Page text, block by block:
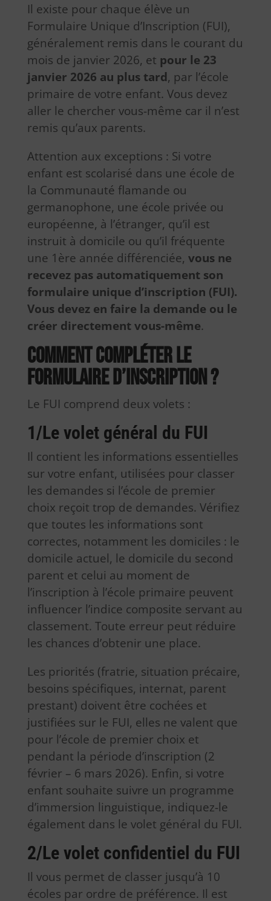
Il existe pour chaque élève un
Formulaire Unique d’Inscription (FUI),
généralement remis dans le courant du
mois de janvier 2026, et pour le 23
janvier 2026 au plus tard, par l’école
primaire de votre enfant. Vous devez
aller le chercher vous-même car il n’est
remis qu’aux parents.
Attention aux exceptions : Si votre
enfant est scolarisé dans une école de
la Communauté flamande ou
germanophone, une école privée ou
européenne, à l’étranger, qu’il est
instruit à domicile ou qu’il fréquente
une 1ère année différenciée, vous ne
recevez pas automatiquement son
formulaire unique d’inscription (FUI).
Vous devez en faire la demande ou le
créer directement vous-même.
Comment compléter le
formulaire d’inscription ?
Le FUI comprend deux volets :
1/Le volet général du FUI
Il contient les informations essentielles
sur votre enfant, utilisées pour classer
les demandes si l’école de premier
choix reçoit trop de demandes. Vérifiez
que toutes les informations sont
correctes, notamment les domiciles : le
domicile actuel, le domicile du second
parent et celui au moment de
l’inscription à l’école primaire peuvent
influencer l’indice composite servant au
classement. Toute erreur peut réduire
les chances d’obtenir une place.
Les priorités (fratrie, situation précaire,
besoins spécifiques, internat, parent
prestant) doivent être cochées et
justifiées sur le FUI, elles ne valent que
pour l’école de premier choix et
pendant la période d’inscription (2
février – 6 mars 2026). Enfin, si votre
enfant souhaite suivre un programme
d’immersion linguistique, indiquez-le
également dans le volet général du FUI.
2/Le volet confidentiel du FUI
Il vous permet de classer jusqu’à 10
écoles par ordre de préférence. Il est